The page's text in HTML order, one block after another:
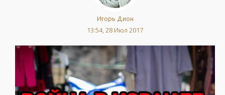
Игорь Дион
13:54, 28 Июл 2017